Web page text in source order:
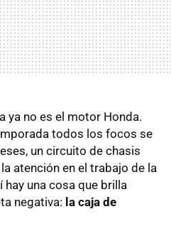
ya no es el motor Honda.
todos los focos se
un circuito de chasis
atención en el trabajo de la
una cosa que brilla
negativa: la caja de